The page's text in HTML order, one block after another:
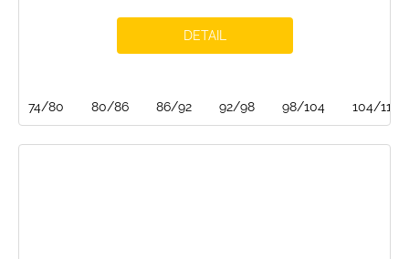
DETAIL
74/80 80/86 86/92 92/98 98/104 104/110